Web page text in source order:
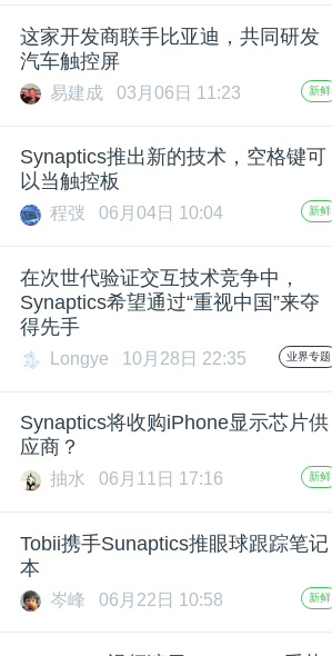
GAIR
题
搞
这家开发商联手比亚迪，共同研发
汽车触控屏
易建成 03月06日 11:23 新鲜
Synaptics推出新的技术，空格键可
以当触控板
程弢 06月04日 10:04 新鲜
在次世代验证交互技术竞争中，
Synaptics希望通过“重视中国”来夺
得先手
Longye 10月28日 22:35 业界专题
Synaptics将收购iPhone显示芯片供
应商？
抽水 06月11日 17:16 新鲜
Tobii携手Sunaptics推眼球跟踪笔记
本
岑峰 06月22日 10:58 新鲜